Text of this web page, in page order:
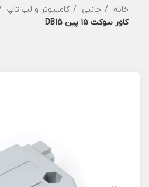
خانه جانبی کامپیوتر و لپ تاپ
کاور سوکت 15 پین DB15